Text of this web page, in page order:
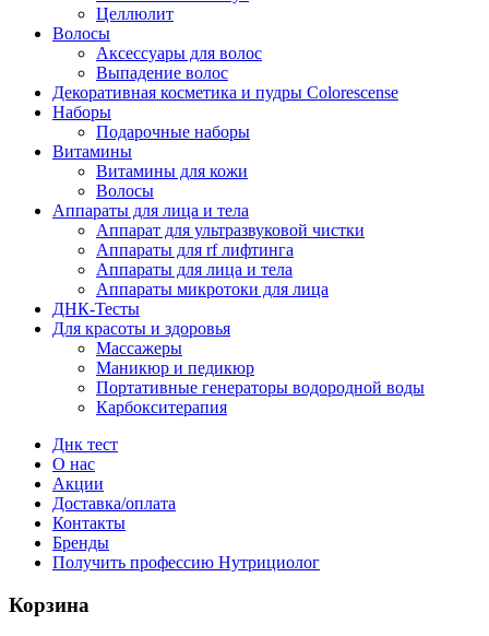
Целлюлит
Волосы
Аксессуары для волос
Выпадение волос
Декоративная косметика и пудры Colorescense
Наборы
Подарочные наборы
Витамины
Витамины для кожи
Волосы
Аппараты для лица и тела
Аппарат для ультразвуковой чистки
Аппараты для rf лифтинга
Аппараты для лица и тела
Аппараты микротоки для лица
ДНК-Тесты
Для красоты и здоровья
Массажеры
Маникюр и педикюр
Портативные генераторы водородной воды
Карбокситерапия
Днк тест
О нас
Акции
Доставка/оплата
Контакты
Бренды
Получить профессию Нутрициолог
Корзина